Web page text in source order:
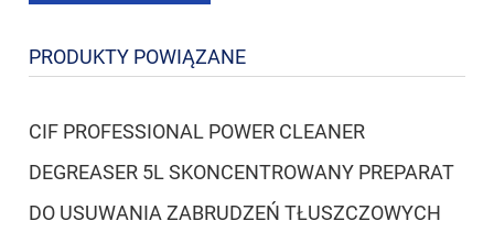
PRODUKTY POWIĄZANE
CIF PROFESSIONAL POWER CLEANER
DEGREASER 5L SKONCENTROWANY PREPARAT
DO USUWANIA ZABRUDZEŃ TŁUSZCZOWYCH